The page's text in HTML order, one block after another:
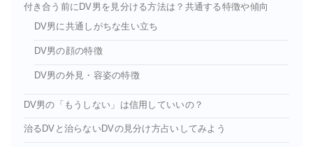
付き合う前にDV男を見分ける方法は？共通する特徴や傾向
DV男に共通しがちな生い立ち
DV男の顔の特徴
DV男の外見・容姿の特徴
DV男の「もうしない」は信用していいの？
治るDVと治らないDVの見分け方占いしてみよう